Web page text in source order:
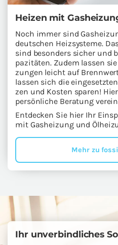
Hei­zen mit
Noch immer sind
deut­schen Heiz­sys­te­me.
sind be­son­ders si­cher und
pa­zi­tä­ten. Zudem las­sen
zun­gen leicht auf
las­sen sich die
zen und Kos­ten spa­ren!
per­sön­li­che Be­ra­tung
Ent­de­cken Sie hier Ihr
mit Gas­hei­zung und
Mehr zu
Ihr un­ver­bind­li­ches